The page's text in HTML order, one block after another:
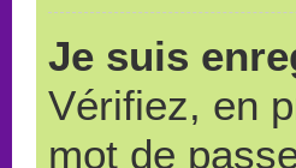
Je suis
Vérifiez, en
mot de